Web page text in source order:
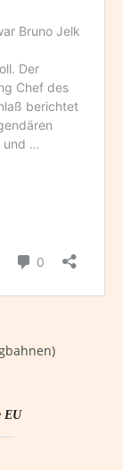
EU